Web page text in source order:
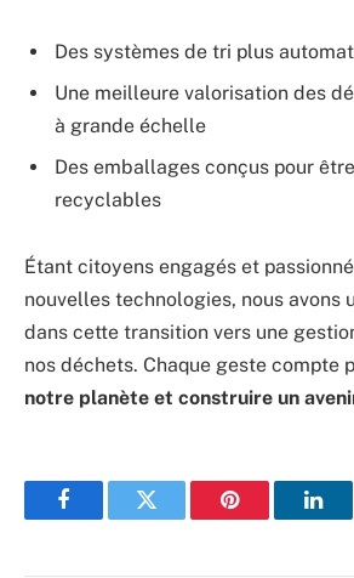
Des systèmes de tri plus
Une meilleure valorisation des
à grande échelle
Des emballages conçus pour
recyclables
Étant citoyens engagés et
nouvelles technologies, nous avons
dans cette transition vers une
nos déchets. Chaque geste compte
notre planète et construire un
FacebookTwitter Pinterest